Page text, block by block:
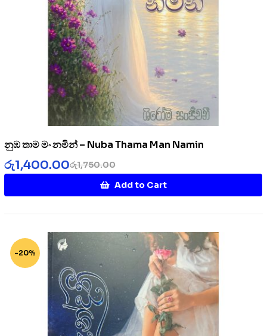
නුඹ තාම මං නමින් – Nuba Thama Man Namin
රු1,750.00
රු1,400.00
Add to Cart
-20%